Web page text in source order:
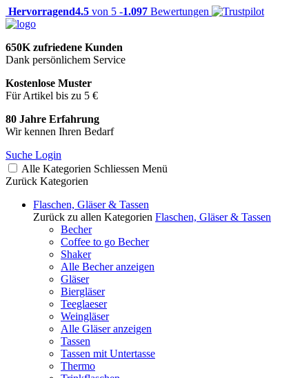
Hervorragend4.5 von 5 -1.097 Bewertungen
650K zufriedene Kunden
Dank persönlichem Service
Kostenlose Muster
Für Artikel bis zu 5 €
80 Jahre Erfahrung
Wir kennen Ihren Bedarf
Suche Login
Alle Kategorien Schliessen Menü
Zurück Kategorien
Flaschen, Gläser & Tassen
Zurück zu allen Kategorien Flaschen, Gläser & Tassen
Becher
Coffee to go Becher
Shaker
Alle Becher anzeigen
Gläser
Biergläser
Teeglaeser
Weingläser
Alle Gläser anzeigen
Tassen
Tassen mit Untertasse
Thermo